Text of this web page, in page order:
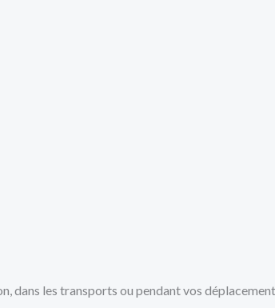
dans les transports ou pendant vos